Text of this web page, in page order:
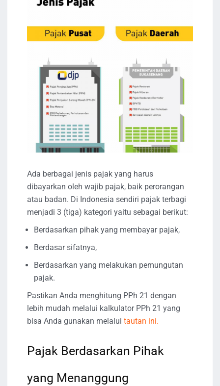
Ada berbagai jenis pajak yang harus
dibayarkan oleh wajib pajak, baik perorangan
atau badan. Di Indonesia sendiri pajak terbagi
menjadi 3 (tiga) kategori yaitu sebagai berikut:
Berdasarkan pihak yang membayar pajak,
Berdasar sifatnya,
Berdasarkan yang melakukan pemungutan
pajak.
Pastikan Anda menghitung PPh 21 dengan
lebih mudah melalui kalkulator PPh 21 yang
bisa Anda gunakan melalui tautan ini.
Pajak Berdasarkan Pihak
yang Menanggung